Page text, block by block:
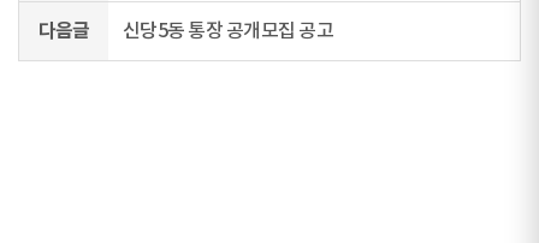
다음글 신당5동 통장 공개모집 공고